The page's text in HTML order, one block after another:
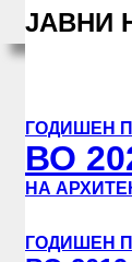
ЈАВНИ
ГОДИШЕН
ВО
НА
ГОДИШЕН